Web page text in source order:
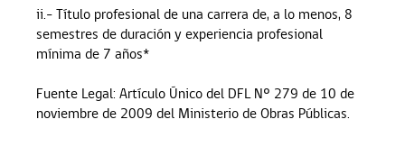
ii.- Título profesional de una carrera de, a lo menos, 8
semestres de duración y experiencia profesional
mínima de 7 años*
Fuente Legal: Artículo Único del DFL Nº 279 de 10 de
noviembre de 2009 del Ministerio de Obras Públicas.